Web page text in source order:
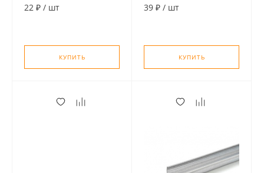
М 10*50)
22 ₽ / шт
КУПИТЬ
39 ₽ / шт
КУПИТЬ